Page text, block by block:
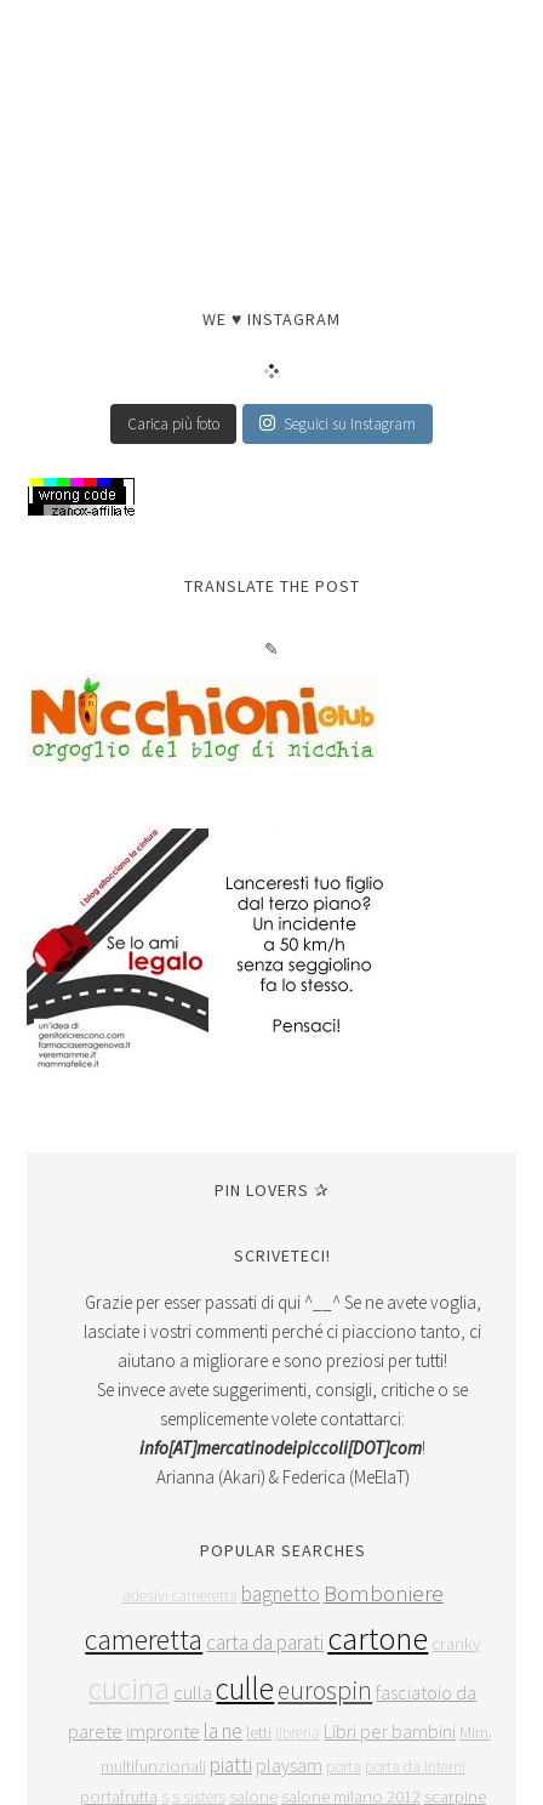
WE ♥ INSTAGRAM
Carica più foto Seguici su Instagram
TRANSLATE THE POST
✎
PIN LOVERS ✰
SCRIVETECI!
Grazie per esser passati di qui ^__^ Se ne avete voglia,
lasciate i vostri commenti perché ci piacciono tanto, ci
aiutano a migliorare e sono preziosi per tutti!
Se invece avete suggerimenti, consigli, critiche o se
semplicemente volete contattarci:
info[AT]mercatinodeipiccoli[DOT]com!
Arianna (Akari) & Federica (MeElaT)
POPULAR SEARCHES
adesivi cameretta bagnetto Bomboniere
cameretta carta da parati cartone cranky
cucina culla culleeurospin fasciatoio da
parete impronte la ne letti libreria Libri per bambini Mima
multifunzionali piatti playsam porta porta da interni
portafrutta s s sisters salone salone milano 2012 scarpine